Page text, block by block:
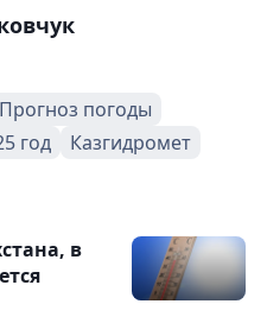
Прогноз погоды
год Казгидромет
в